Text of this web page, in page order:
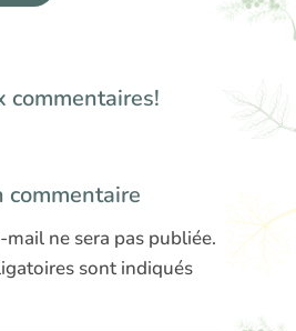
commentaires!
commentaire
ne sera pas publiée.
sont indiqués